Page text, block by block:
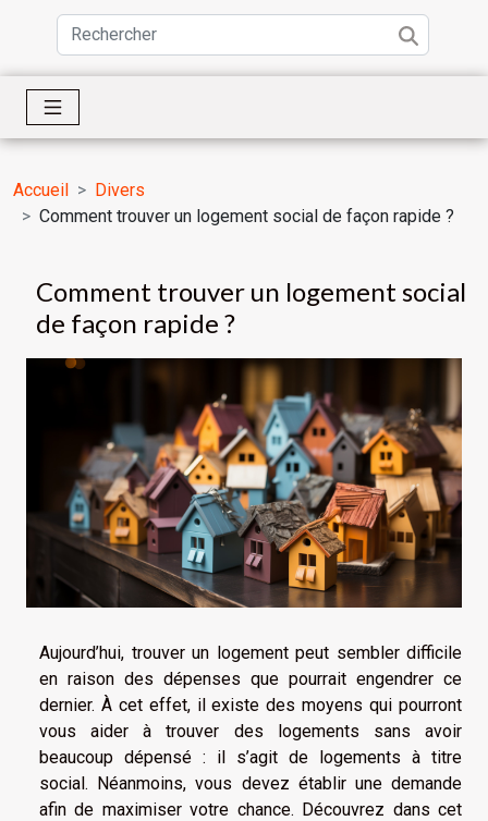
Accueil
Divers
Comment trouver un logement social de façon rapide ?
Comment trouver un logement social
de façon rapide ?
Aujourd’hui, trouver un logement peut sembler difficile
en raison des dépenses que pourrait engendrer ce
dernier. À cet effet, il existe des moyens qui pourront
vous aider à trouver des logements sans avoir
beaucoup dépensé : il s’agit de logements à titre
social. Néanmoins, vous devez établir une demande
afin de maximiser votre chance. Découvrez dans cet